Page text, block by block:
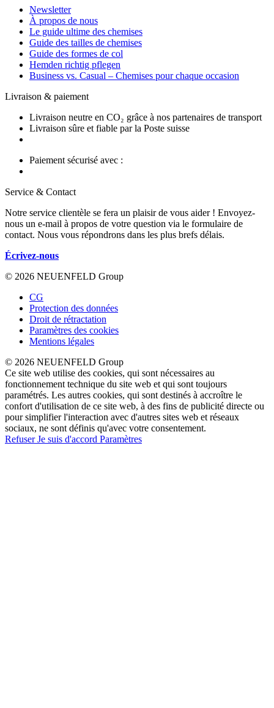
Newsletter
À propos de nous
Le guide ultime des chemises
Guide des tailles de chemises
Guide des formes de col
Hemden richtig pflegen
Business vs. Casual – Chemises pour chaque occasion
Livraison & paiement
Livraison neutre en CO₂ grâce à nos partenaires de transport
Livraison sûre et fiable par la Poste suisse
Paiement sécurisé avec :
Service & Contact
Notre service clientèle se fera un plaisir de vous aider ! Envoyez-
nous un e-mail à propos de votre question via le formulaire de
contact. Nous vous répondrons dans les plus brefs délais.
Écrivez-nous
© 2026 NEUENFELD Group
CG
Protection des données
Droit de rétractation
Paramètres des cookies
Mentions légales
© 2026 NEUENFELD Group
Ce site web utilise des cookies, qui sont nécessaires au
fonctionnement technique du site web et qui sont toujours
paramétrés. Les autres cookies, qui sont destinés à accroître le
confort d'utilisation de ce site web, à des fins de publicité directe ou
pour simplifier l'interaction avec d'autres sites web et réseaux
sociaux, ne sont définis qu'avec votre consentement.
RefuserJe suis d'accord Paramètres